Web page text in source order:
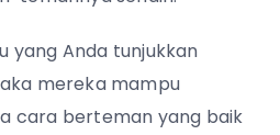
yang Anda tunjukkan
mereka mampu
cara berteman yang baik